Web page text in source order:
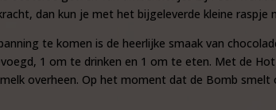
dan kun je met het bijgeleverde kleine
te komen is de heerlijke smaak van
1 om te drinken en 1 om te eten. Met de
overheen. Op het moment dat de Bomb